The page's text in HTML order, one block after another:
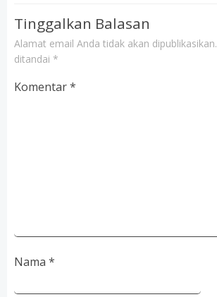
Tinggalkan Balasan
Alamat email Anda tidak akan dipublikasikan.
ditandai *
Komentar*
Nama *